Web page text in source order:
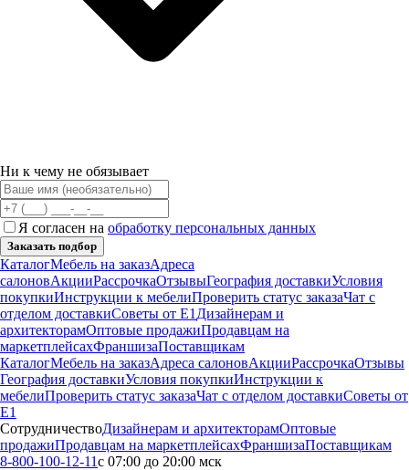
Ни к чему не обязывает
Я согласен на обработку персональных данных
Заказать подбор
КаталогМебель на заказАдреса
салоновАкцииРассрочкаОтзывыГеография доставкиУсловия
покупкиИнструкции к мебелиПроверить статус заказаЧат с
отделом доставкиСоветы от Е1 Дизайнерам и
архитекторамОптовые продажиПродавцам на
маркетплейсахФраншизаПоставщикам
КаталогМебель на заказАдреса салоновАкцииРассрочкаОтзывы
География доставкиУсловия покупкиИнструкции к
мебелиПроверить статус заказаЧат с отделом доставкиСоветы от
Е1
СотрудничествоДизайнерам и архитекторамОптовые
продажиПродавцам на маркетплейсахФраншизаПоставщикам
8-800-100-12-11с 07:00 до 20:00 мск